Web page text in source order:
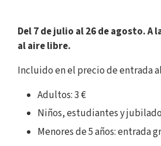
Del 7 de julio al 26 de agosto. A
al aire libre.
Incluido en el precio de entrada
Adultos: 3 €
Niños, estudiantes y
Menores de 5 años: entrada